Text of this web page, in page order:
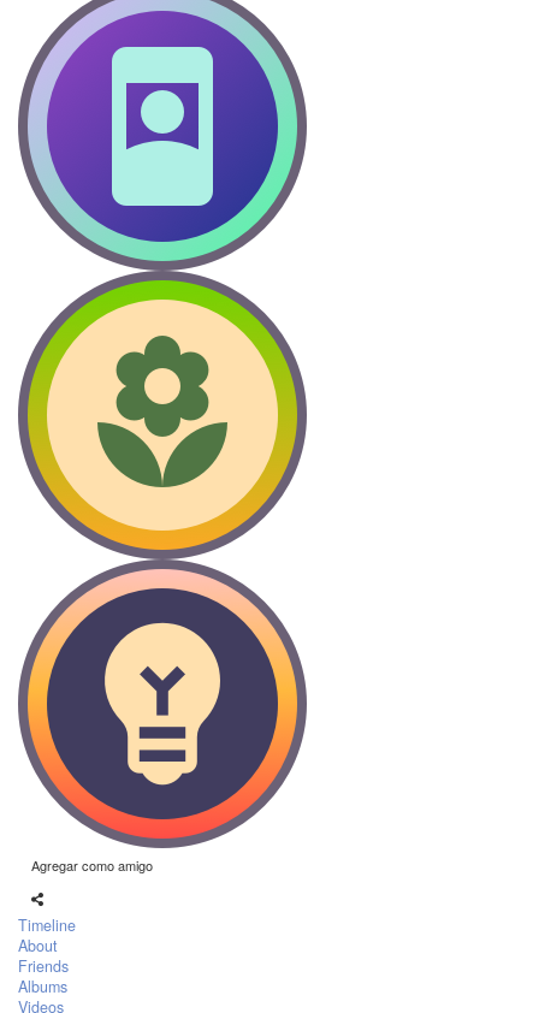
Agregar como amigo
Timeline
About
Friends
Albums
Videos